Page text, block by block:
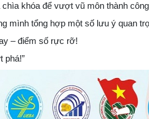
khóa để vượt vũ môn thành
mình tổng hợp một số lưu ý quan
– điểm số rực rỡ!
phá!”